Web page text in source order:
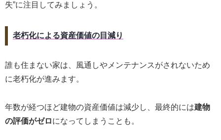
失”に注目してみましょう。
老朽化による資産価値の目減り
誰も住まない家は、風通しやメンテナンスがされないため
に老朽化が進みます。
年数が経つほど建物の資産価値は減少し、最終的には建物
の評価がゼロになってしまうことも。